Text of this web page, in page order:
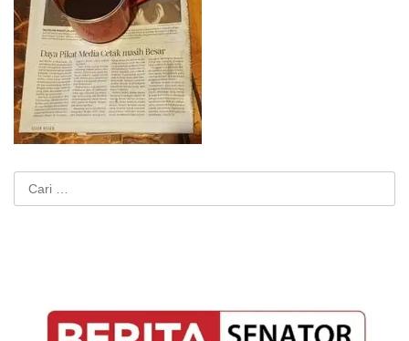
Cari
untuk: